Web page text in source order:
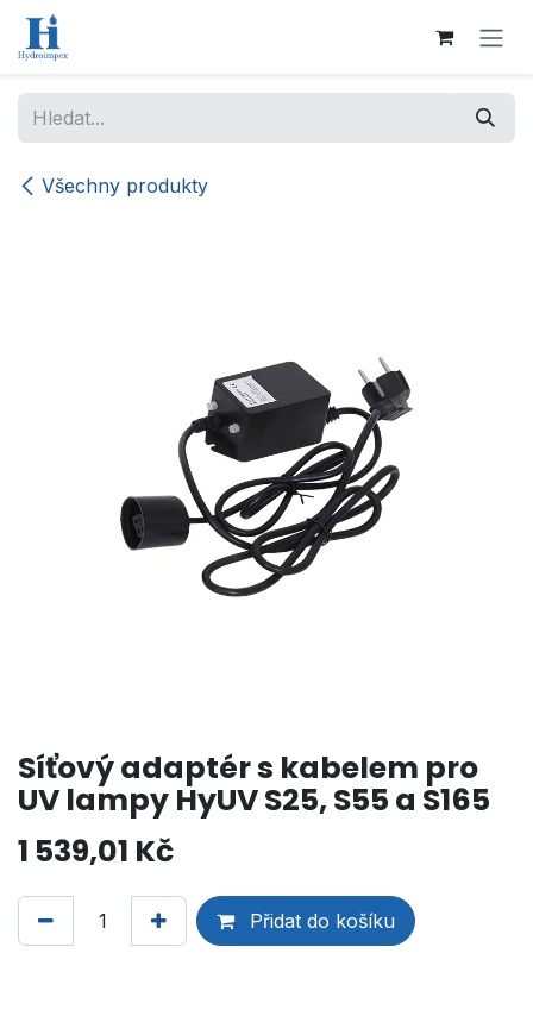
Přejít na obsah
Všechny produkty
Síťový adaptér s kabelem pro
UV lampy HyUV S25, S55 a S165
1 539,01 Kč
Přidat do košíku